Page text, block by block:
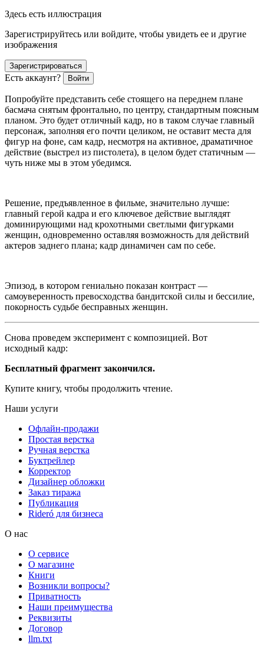
Здесь есть иллюстрация
Зарегистрируйтесь или войдите, чтобы увидеть ее и другие
изображения
Зарегистрироваться
Есть аккаунт? Войти
Попробуйте представить себе стоящего на переднем плане
басмача снятым фронтально, по центру, стандартным поясным
планом. Это будет отличный кадр, но в таком случае главный
персонаж, заполняя его почти целиком, не оставит места для
фигур на фоне, сам кадр, несмотря на активное, драматичное
действие (выстрел из пистолета), в целом будет статичным —
чуть ниже мы в этом убедимся.
Решение, предъявленное в фильме, значительно лучше:
главный герой кадра и его ключевое действие выглядят
доминирующими над крохотными светлыми фигурками
женщин, одновременно оставляя возможность для действий
актеров заднего плана; кадр динамичен сам по себе.
Эпизод, в котором гениально показан контраст —
самоуверенность превосходства бандитской силы и бессилие,
покорность судьбе бесправных женщин.
Снова проведем эксперимент с композицией. Вот
исходный кадр:
Бесплатный фрагмент закончился.
Купите книгу, чтобы продолжить чтение.
Наши услуги
Офлайн-продажи
Простая верстка
Ручная верстка
Буктрейлер
Корректор
Дизайнер обложки
Заказ тиража
Публикация
Rideró для бизнеса
О нас
О сервисе
О магазине
Книги
Возникли вопросы?
Приватность
Наши преимущества
Реквизиты
Договор
llm.txt